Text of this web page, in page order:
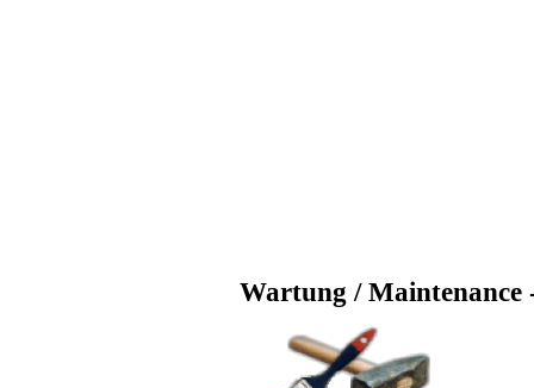
Wartung / Maintenance